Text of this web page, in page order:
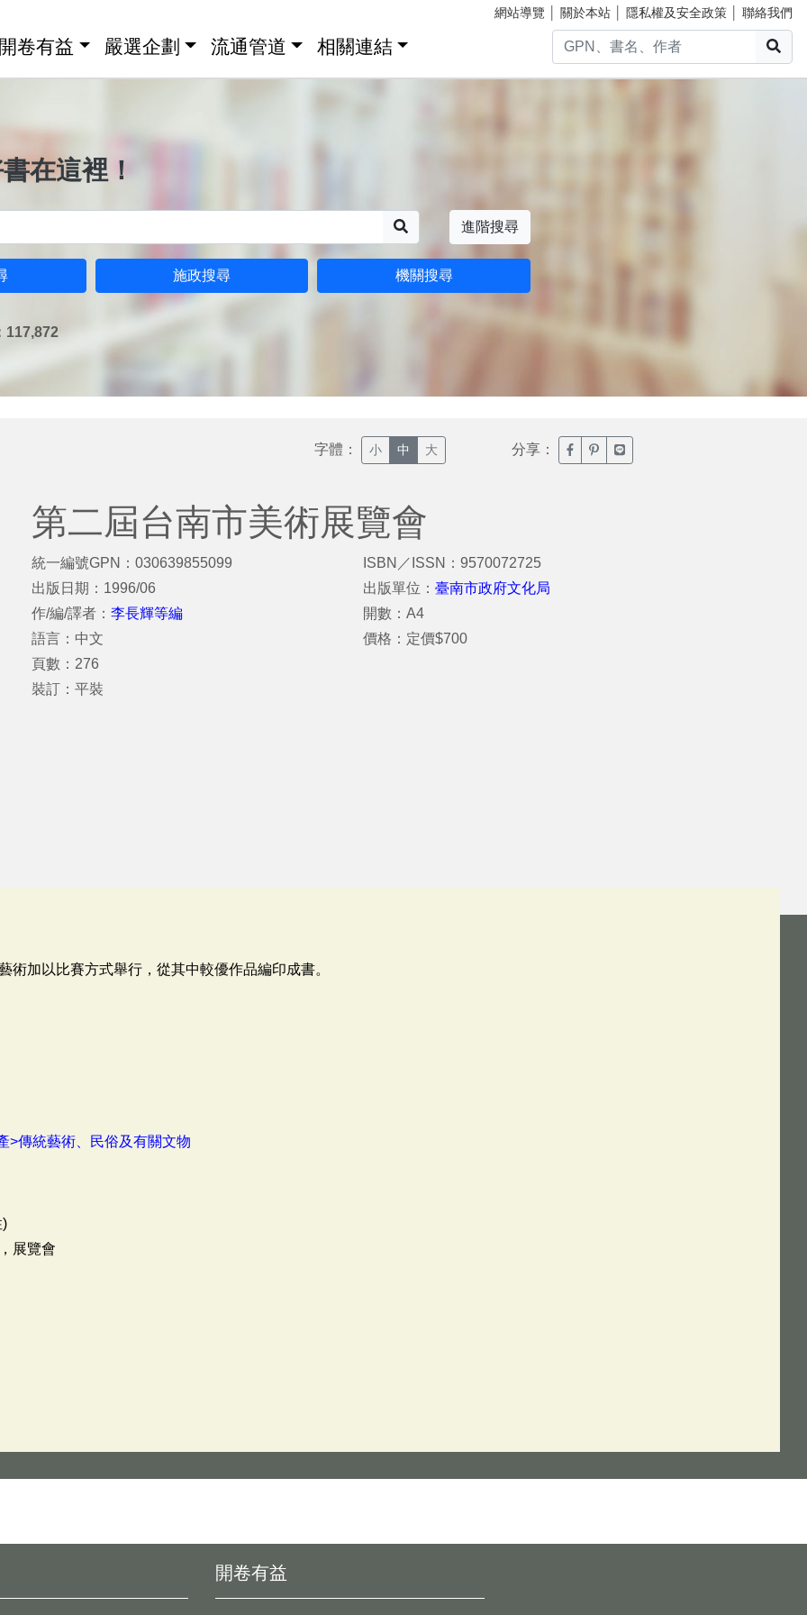
網站導覽 關於本站 隱私權及安全政策 聯絡我們
卷有益 嚴選企劃 流通管道 相關連結
在這裡！
進階搜尋
施政搜尋 機關搜尋
117,872
字體： 小 中 大 分享： 臉書分享(另開新視窗)
噗浪分享(另開新視窗)
Line分享(另開新視窗)
第二屆台南市美術展覽會
統一編號GPN：030639855099
出版日期：1996/06
作/編/譯者： 李長輝等編
語言：中文
頁數：276
裝訂：平裝
ISBN／ISSN：9570072725
出版單位：臺南市政府文化局
開數：A4
價格：定價$700
術加以比賽方式舉行，從其中較優作品編印成書。
>傳統藝術、民俗及有關文物
展覽會
開卷有益